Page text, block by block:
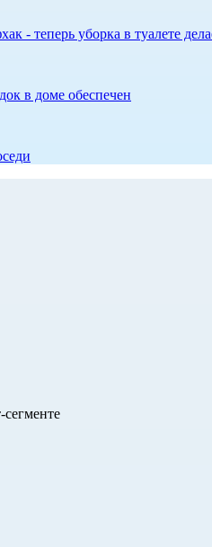
- теперь уборка в туалете
в доме обеспечен